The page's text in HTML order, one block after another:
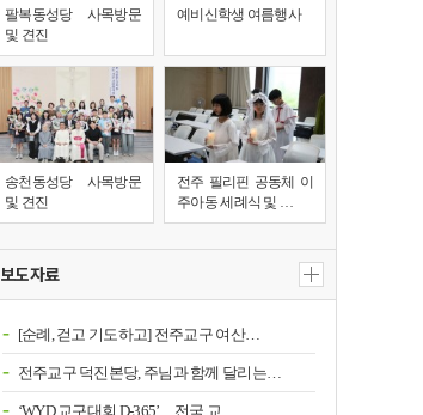
팔복동성당 사목방문
및 견진
예비신학생 여름행사
송천동성당 사목방문
및 견진
전주 필리핀 공동체 이
주아동 세례식 및 …
보도자료
[순례, 걷고 기도하고] 전주교구 여산…
전주교구 덕진본당, 주님과 함께 달리는…
‘WYD 교구대회 D-365’…전국 교…